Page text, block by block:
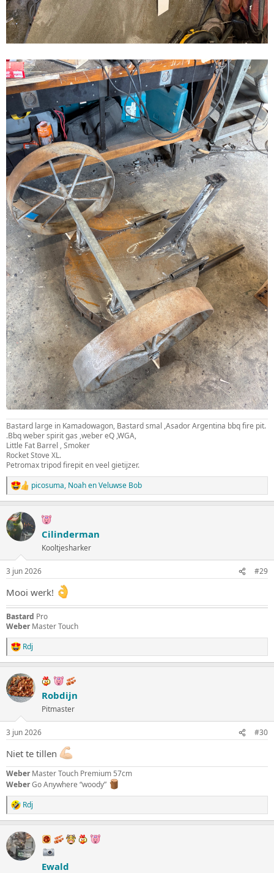
Bastard large in Kamadowagon, Bastard smal ,Asador Argentina bbq fire pit.
.Bbq weber spirit gas ,weber eQ ,WGA,
Little Fat Barrel , Smoker
Rocket Stove XL.
Petromax tripod firepit en veel gietijzer.
W
a
r
d
e
i
n
g
e
n
:
picosuma, NoahenVeluwse Bob
Cilinderman
Kooltjesharker
3 jun 2026 #29
Mooi werk!
Bastard Pro
Weber Master Touch
W
a
r
d
e
i
n
g
e
n
:
Rdj
Robdijn
Pitmaster
3 jun 2026 #30
Niet te tillen
Weber Master Touch Premium 57cm
WeberGo Anywhere “woody”
W
a
r
d
e
Rdj
Ewald